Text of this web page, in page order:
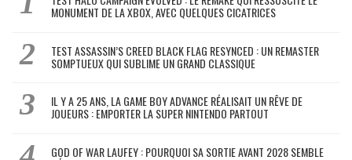
MONUMENT DE LA XBOX, AVEC QUELQUES CICATRICES
TEST ASSASSIN’S CREED BLACK FLAG RESYNCED : UN REMASTER
SOMPTUEUX QUI SUBLIME UN GRAND CLASSIQUE
IL Y A 25 ANS, LA GAME BOY ADVANCE RÉALISAIT UN RÊVE DE
JOUEURS : EMPORTER LA SUPER NINTENDO PARTOUT
GOD OF WAR LAUFEY : POURQUOI SA SORTIE AVANT 2028 SEMBLE